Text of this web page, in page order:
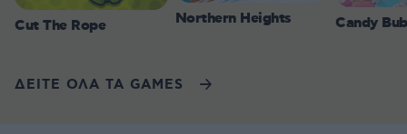
Cut The Rope Northern Heights Candy
ΔΕΙΤΕ ΟΛΑ ΤΑ GAMES